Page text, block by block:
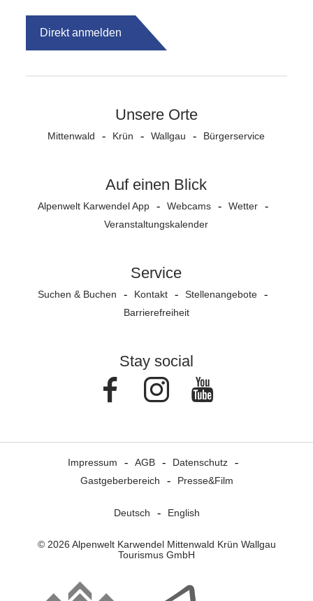
Direkt anmelden
Unsere Orte
Mittenwald Krün Wallgau Bürgerservice
Auf einen Blick
Alpenwelt Karwendel App Webcams
Wetter
Veranstaltungs­kalender
Service
Suchen & Buchen Kontakt
Stellenangebote
Barrierefreiheit
Stay social
FacebookInstagram
Impressum AGB
Datenschutz
Gastgeberbereich
Presse&Film
Deutsch English
© 2026 Alpenwelt Karwendel Mittenwald Krün Wallgau
Tourismus GmbH